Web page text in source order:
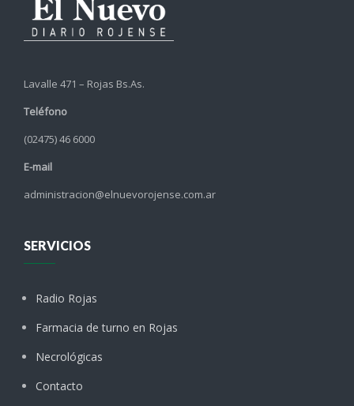
Lavalle 471 – Rojas Bs.As.
Teléfono
(02475) 46 6000
E-mail
administracion@elnuevorojense.com.ar
SERVICIOS
Radio Rojas
Farmacia de turno en Rojas
Necrológicas
Contacto